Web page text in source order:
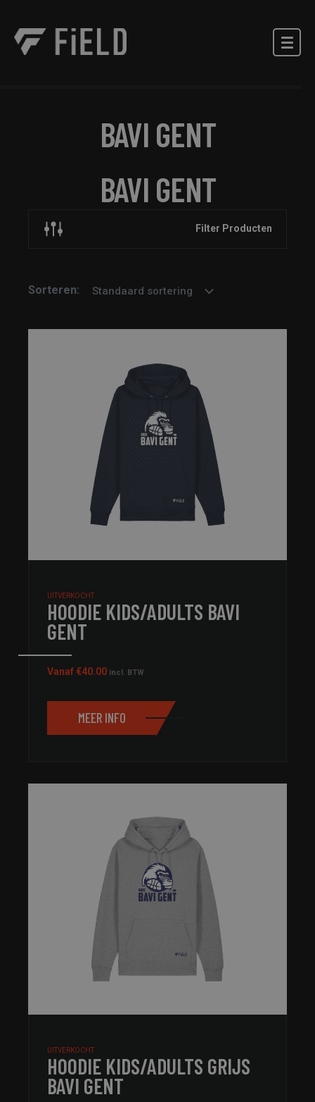
BAVI GENT
BAVI GENT
Filter Producten
Sorteren: Standaard sortering
UITVERKOCHT
HOODIE KIDS/ADULTS BAVI
GENT
Vanaf €40.00 incl. BTW
MEER INFO
UITVERKOCHT
HOODIE KIDS/ADULTS GRIJS
BAVI GENT